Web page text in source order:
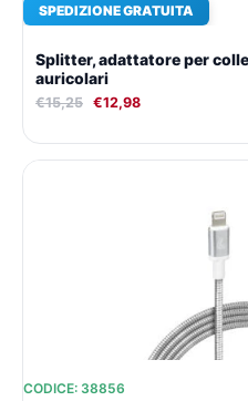
SPEDIZIONE GRATUITA
Splitter, adattatore per
auricolari
€15,25 €12,98
CODICE: 38856